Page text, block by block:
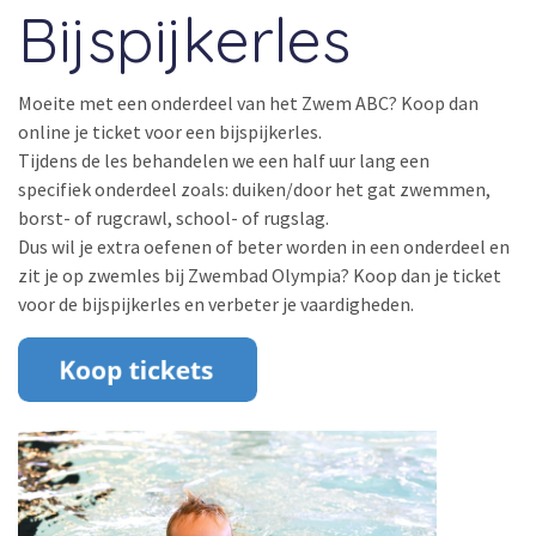
Bijspijkerles
Moeite met een onderdeel van het Zwem ABC? Koop dan
online je ticket voor een bijspijkerles.
Tijdens de les behandelen we een half uur lang een
specifiek onderdeel zoals: duiken/door het gat zwemmen,
borst- of rugcrawl, school- of rugslag.
Dus wil je extra oefenen of beter worden in een onderdeel en
zit je op zwemles bij Zwembad Olympia? Koop dan je ticket
voor de bijspijkerles en verbeter je vaardigheden.